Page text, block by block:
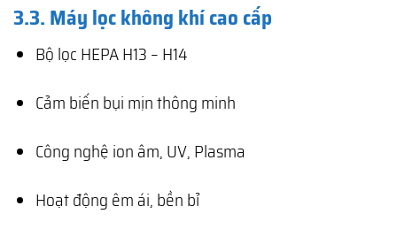
3.3. Máy lọc không khí cao cấp
Bộ lọc HEPA H13 – H14
Cảm biến bụi mịn thông minh
Công nghệ ion âm, UV, Plasma
Hoạt động êm ái, bền bỉ